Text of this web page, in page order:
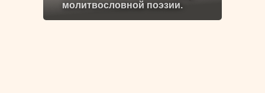
молитвословной поэзии.